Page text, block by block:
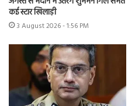
कई स्टार खिलाड़ी
3 August 2026 - 1:56 PM